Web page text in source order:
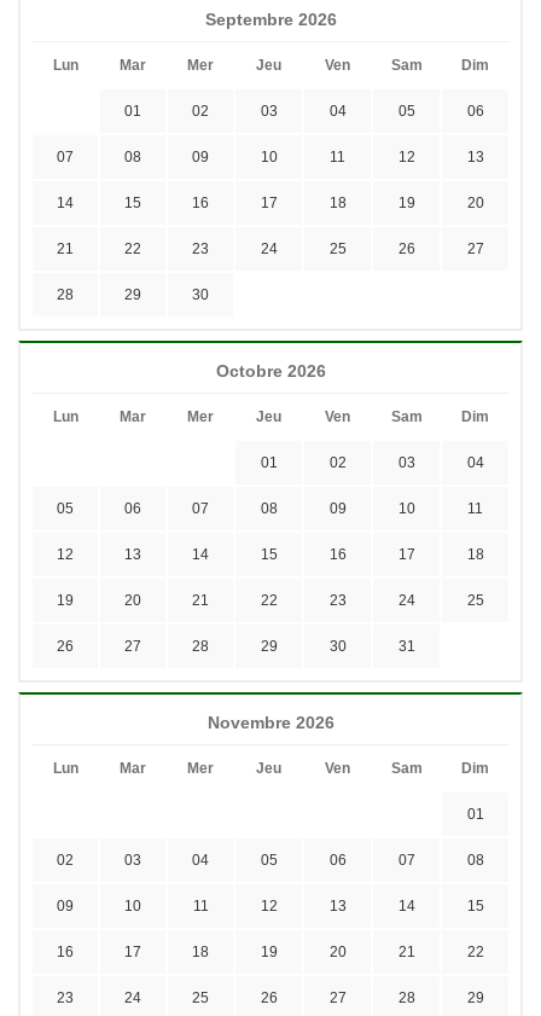
Septembre 2026
Lun Mar Mer Jeu Ven Sam Dim
01 02 03 04 05 06
07 08 09 10 11 12 13
14 15 16 17 18 19 20
21 22 23 24 25 26 27
28 29 30
Octobre 2026
Lun Mar Mer Jeu Ven Sam Dim
01 02 03 04
05 06 07 08 09 10 11
12 13 14 15 16 17 18
19 20 21 22 23 24 25
26 27 28 29 30 31
Novembre 2026
Lun Mar Mer Jeu Ven Sam Dim
01
02 03 04 05 06 07 08
09 10 11 12 13 14 15
16 17 18 19 20 21 22
23 24 25 26 27 28 29